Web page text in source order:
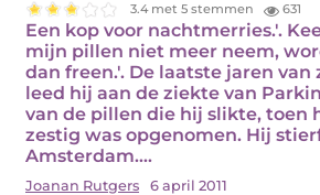
3.4 met 5 stemmen 631
Een kop voor nachtmerries.'.
mijn pillen niet meer neem,
dan freen.'. De laatste jaren van
leed hij aan de ziekte van
van de pillen die hij slikte, toen
zestig was opgenomen. Hij
Amsterdam.…
Joanan Rutgers 6 april 2011